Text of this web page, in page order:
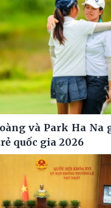
và Park Ha Na
quốc gia 2026